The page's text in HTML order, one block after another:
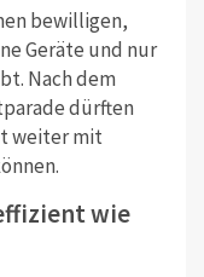
bewilligen,
Geräte und nur
Nach dem
dürften
weiter mit
wie